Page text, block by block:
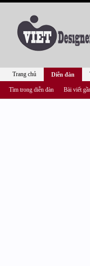
Trang chủ Diễn đàn
Tìm trong diễn đàn Bài viết